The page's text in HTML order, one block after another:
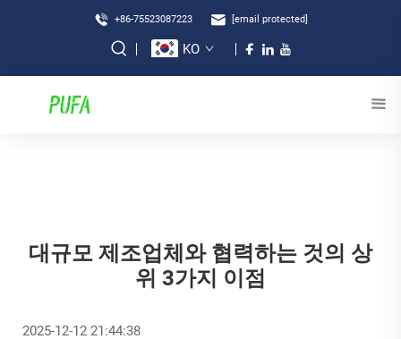
+86-75523087223 [email protected]
KO
대규모 제조업체와 협력하는 것의 상
위 3가지 이점
2025-12-12 21:44:38